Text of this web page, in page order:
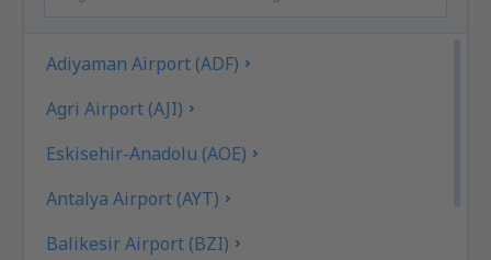
Adiyaman Airport (ADF)
Agri Airport (AJI)
Eskisehir-Anadolu (AOE)
Antalya Airport (AYT)
Balikesir Airport (BZI)